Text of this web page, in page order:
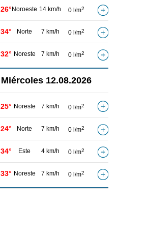
26° Noroeste 14 km/h 0 l/m2
34° Norte 7 km/h 0 l/m2
32° Noreste 7 km/h 0 l/m2
Miércoles 12.08.2026
25° Noreste 7 km/h 0 l/m2
24° Norte 7 km/h 0 l/m2
34° Este 4 km/h 0 l/m2
33° Noreste 7 km/h 0 l/m2